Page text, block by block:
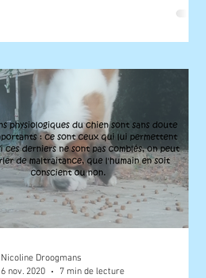
Nicoline Droogmans
6 nov. 2020
7 min de lecture